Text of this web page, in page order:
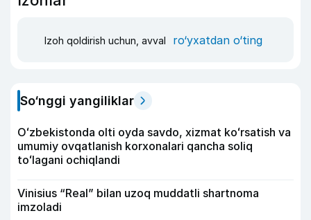
Izoh qoldirish uchun, avval ro‘yxatdan o‘ting
So‘nggi yangiliklar
Oʻzbekistonda olti oyda savdo, xizmat koʻrsatish va
umumiy ovqatlanish korxonalari qancha soliq
toʻlagani ochiqlandi
Vinisius “Real” bilan uzoq muddatli shartnoma
imzoladi